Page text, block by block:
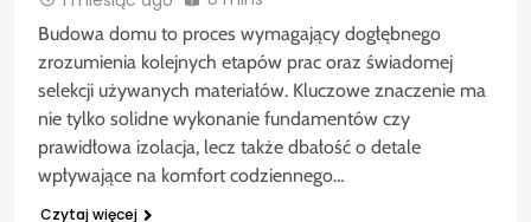
Budowa domu to proces wymagający dogłębnego
zrozumienia kolejnych etapów prac oraz świadomej
selekcji używanych materiałów. Kluczowe znaczenie ma
nie tylko solidne wykonanie fundamentów czy
prawidłowa izolacja, lecz także dbałość o detale
wpływające na komfort codziennego…
Czytaj więcej